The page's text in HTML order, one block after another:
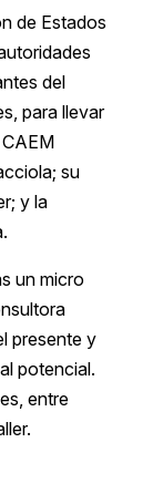
de Estados
del
para llevar
su
y la
un micro
presente y
potencial.
entre